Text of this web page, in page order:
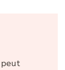
peut